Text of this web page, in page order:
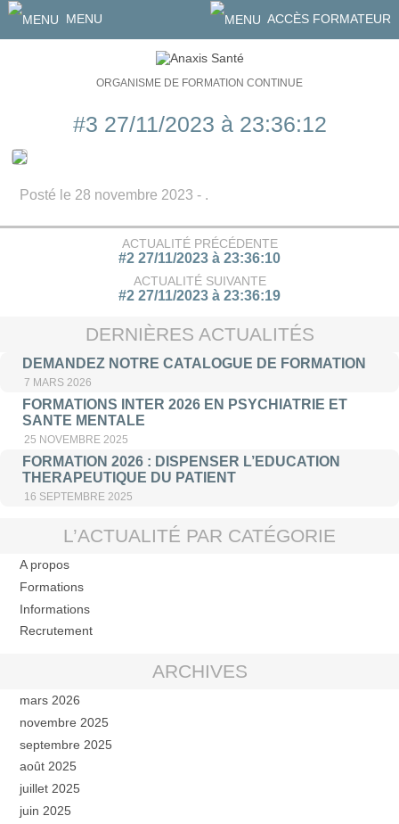
MENU ACCÈS FORMATEUR
ORGANISME DE FORMATION CONTINUE
#3 27/11/2023 à 23:36:12
Posté le 28 novembre 2023 - .
ACTUALITÉ PRÉCÉDENTE
#2 27/11/2023 à 23:36:10
ACTUALITÉ SUIVANTE
#2 27/11/2023 à 23:36:19
DERNIÈRES ACTUALITÉS
DEMANDEZ NOTRE CATALOGUE DE FORMATION
7 MARS 2026
FORMATIONS INTER 2026 EN PSYCHIATRIE ET
SANTE MENTALE
25 NOVEMBRE 2025
FORMATION 2026 : DISPENSER L’EDUCATION
THERAPEUTIQUE DU PATIENT
16 SEPTEMBRE 2025
L’ACTUALITÉ PAR CATÉGORIE
A propos
Formations
Informations
Recrutement
ARCHIVES
mars 2026
novembre 2025
septembre 2025
août 2025
juillet 2025
juin 2025